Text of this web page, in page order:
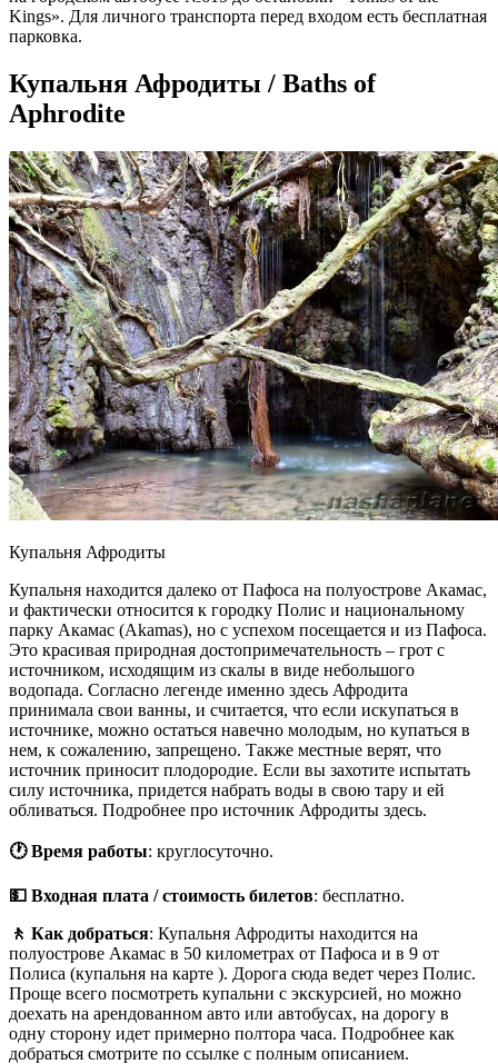
Kings». Для личного транспорта перед входом есть бесплатная
парковка.
Купальня Афродиты / Baths of
Aphrodite
Купальня Афродиты
Купальня находится далеко от Пафоса на полуострове Акамас,
и фактически относится к городку Полис и национальному
парку Акамас (Akamas), но с успехом посещается и из Пафоса.
Это красивая природная достопримечательность – грот с
источником, исходящим из скалы в виде небольшого
водопада. Согласно легенде именно здесь Афродита
принимала свои ванны, и считается, что если искупаться в
источнике, можно остаться навечно молодым, но купаться в
нем, к сожалению, запрещено. Также местные верят, что
источник приносит плодородие. Если вы захотите испытать
силу источника, придется набрать воды в свою тару и ей
обливаться. Подробнее про источник Афродиты здесь.
🕐 Время работы: круглосуточно.
💵 Входная плата / стоимость билетов: бесплатно.
🚶 Как добраться: Купальня Афродиты находится на
полуострове Акамас в 50 километрах от Пафоса и в 9 от
Полиса (купальня на карте ). Дорога сюда ведет через Полис.
Проще всего посмотреть купальни с экскурсией, но можно
доехать на арендованном авто или автобусах, на дорогу в
одну сторону идет примерно полтора часа. Подробнее как
добраться смотрите по ссылке с полным описанием.